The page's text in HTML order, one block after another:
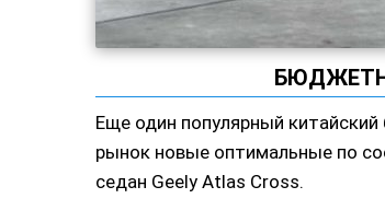
Еще один популярный
рынок новые оптимальные по
седан Geely Atlas Cross.